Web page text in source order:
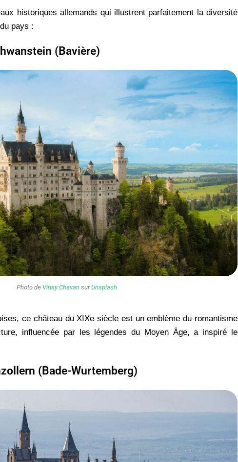
historiques allemands qui illustrent parfaitement la diversité
pays :
(Bavière)
Photo de Vinay Chavan surUnsplash
ce château du XIXe siècle est un emblème du romantisme
influencée par les légendes du Moyen Âge, a inspiré le
(Bade-Wurtemberg)